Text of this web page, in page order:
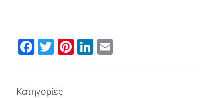
Facebook
Twitter
Pinterest
LinkedIn
Κατηγορίες